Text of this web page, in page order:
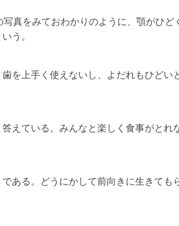
真をみておわかりのように、顎がひど
う。
を上手く使えないし、よだれもひどい
えている。みんなと楽しく食事がとれ
ある。どうにかして前向きに生きても